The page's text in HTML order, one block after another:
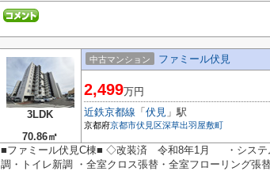
3LDK
70.86㎡
中古マンション ファミール伏見
2,499万円
近鉄京都線 「 伏見 」駅
京都府京都市伏見区深草出羽屋敷町
■ファミール伏見C棟■ ◇改装済 令和8年1月 ・システ
調・トイレ新調 ・全室クロス張替・全室フローリング張